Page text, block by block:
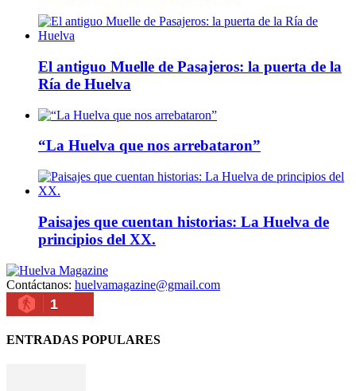
El antiguo Muelle de Pasajeros: la puerta de la
Ría de Huelva
“La Huelva que nos arrebataron”
Paisajes que cuentan historias: La Huelva de
principios del XX.
Contáctanos: huelvamagazine@gmail.com
1
ENTRADAS POPULARES